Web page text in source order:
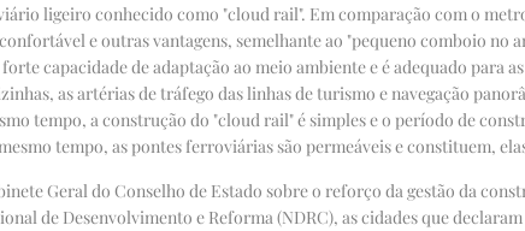
ligeiro conhecido como "cloud rail". Em comparação com o
e outras vantagens, semelhante ao "pequeno comboio no
capacidade de adaptação ao meio ambiente e é adequado para
as artérias de tráfego das linhas de turismo e navegação
tempo, a construção do "cloud rail" é simples e o período de
tempo, as pontes ferroviárias são permeáveis e constituem,
Geral do Conselho de Estado sobre o reforço da gestão da
de Desenvolvimento e Reforma (NDRC), as cidades que